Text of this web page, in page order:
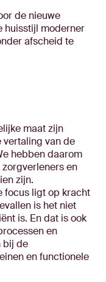
de nieuwe
huisstijl moderner
afscheid te
maat zijn
van de
hebben daarom
en
zijn.
focus ligt op kracht
is het niet
is. En dat is ook
en
bij de
en functionele